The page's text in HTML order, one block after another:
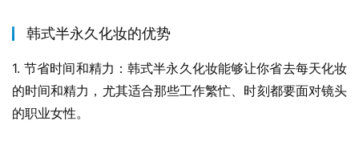
韩式半永久化妆的优势
1. 节省时间和精力：韩式半永久化妆能够让你省去每天化妆
的时间和精力，尤其适合那些工作繁忙、时刻都要面对镜头
的职业女性。